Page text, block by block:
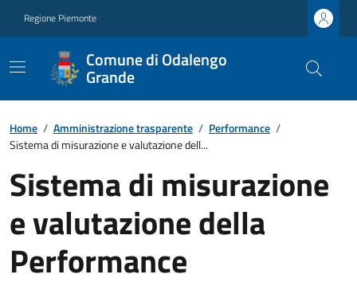
Regione Piemonte
Comune di Odalengo
Grande
Home / Amministrazione trasparente / Performance /
Sistema di misurazione e valutazione dell...
Sistema di misurazione
e valutazione della
Performance